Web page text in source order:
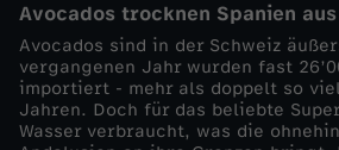
o
r
Avocados trocknen Spanien aus
Avocados sind in der Schweiz
vergangenen Jahr wurden fast
importiert - mehr als doppelt so
Jahren. Doch für das beliebte
Wasser verbraucht, was die